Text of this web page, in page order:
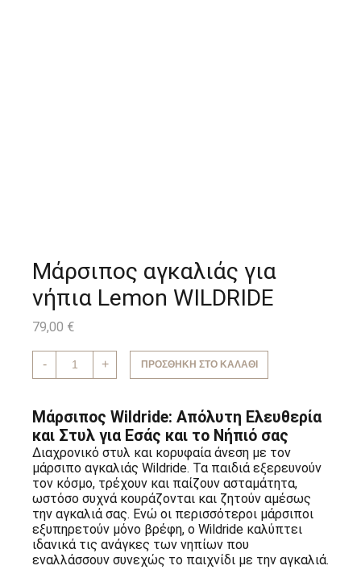
Μάρσιπος αγκαλιάς για
νήπια Lemon WILDRIDE
79,00 €
-
Μάρσιπος
αγκαλιάς
για
WILDRIDE
ποσότητα
+ ΠΡΟΣΘΉΚΗ ΣΤΟ ΚΑΛΆΘΙ
Μάρσιπος Wildride: Απόλυτη Ελευθερία
και Στυλ για Εσάς και το Νήπιό σας
Διαχρονικό στυλ και κορυφαία άνεση με τον
μάρσιπο αγκαλιάς Wildride. Τα παιδιά εξερευνούν
τον κόσμο, τρέχουν και παίζουν ασταμάτητα,
ωστόσο συχνά κουράζονται και ζητούν αμέσως
την αγκαλιά σας. Ενώ οι περισσότεροι μάρσιποι
εξυπηρετούν μόνο βρέφη, ο Wildride καλύπτει
ιδανικά τις ανάγκες των νηπίων που
εναλλάσσουν συνεχώς το παιχνίδι με την αγκαλιά.